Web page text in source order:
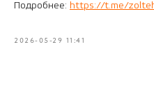
Подробнее: https://t.me/
2026-05-29 11:41